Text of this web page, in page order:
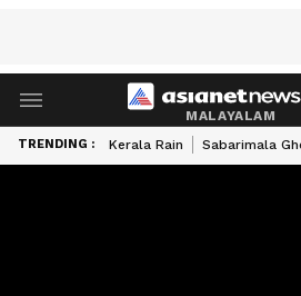
MALAYALAM
TRENDING : Kerala Rain Sabarimala